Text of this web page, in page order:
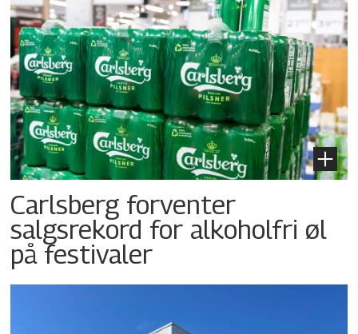
Carlsberg forventer
salgsrekord for alkoholfri øl
på festivaler